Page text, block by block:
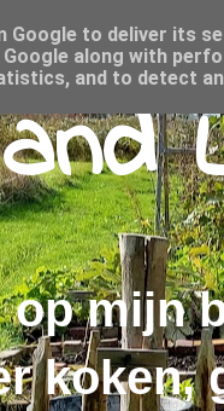
op mijn
koken,
to deliver its
along with
and to detect